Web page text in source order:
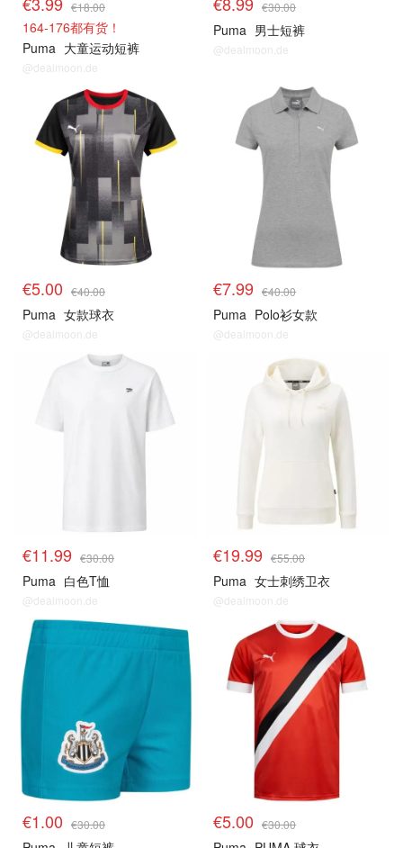
€18.00
164-176都有货！
Puma 大童运动短裤
@dealmoon.de
€30.00
Puma 男士短裤
@dealmoon.de
€5.00 €40.00
Puma 女款球衣
@dealmoon.de
€7.99 €40.00
Puma Polo衫女款
@dealmoon.de
€11.99 €30.00
Puma 白色T恤
@dealmoon.de
€19.99 €55.00
Puma 女士刺绣卫衣
@dealmoon.de
€1.00 €30.00 €5.00 €30.00